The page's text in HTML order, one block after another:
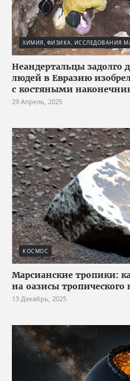
ХИМИЯ, ФИЗИКА, ИССЛЕДОВАНИЯ
Неандертальцы задолго
людей в Евразию
с костяными
29 Апрель, 2025
КОСМОС
Марсианские тропики:
на оазисы тропического
13 Декабрь, 2025